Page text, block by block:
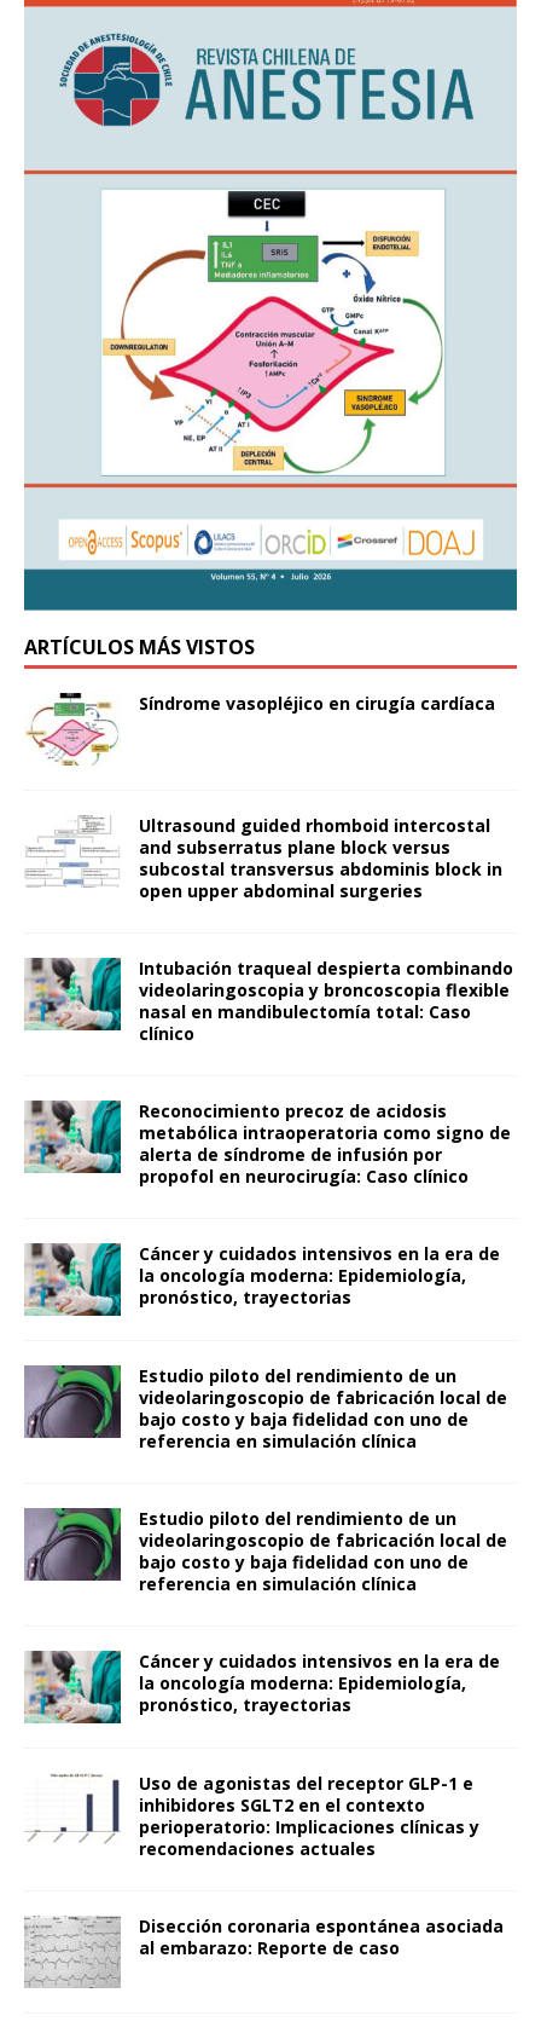
ARTÍCULOS MÁS VISTOS
Síndrome vasopléjico en cirugía cardíaca
Ultrasound guided rhomboid intercostal
and subserratus plane block versus
subcostal transversus abdominis block in
open upper abdominal surgeries
Intubación traqueal despierta combinando
videolaringoscopia y broncoscopia flexible
nasal en mandibulectomía total: Caso
clínico
Reconocimiento precoz de acidosis
metabólica intraoperatoria como signo de
alerta de síndrome de infusión por
propofol en neurocirugía: Caso clínico
Cáncer y cuidados intensivos en la era de
la oncología moderna: Epidemiología,
pronóstico, trayectorias
Estudio piloto del rendimiento de un
videolaringoscopio de fabricación local de
bajo costo y baja fidelidad con uno de
referencia en simulación clínica
Estudio piloto del rendimiento de un
videolaringoscopio de fabricación local de
bajo costo y baja fidelidad con uno de
referencia en simulación clínica
Cáncer y cuidados intensivos en la era de
la oncología moderna: Epidemiología,
pronóstico, trayectorias
Uso de agonistas del receptor GLP-1 e
inhibidores SGLT2 en el contexto
perioperatorio: Implicaciones clínicas y
recomendaciones actuales
Disección coronaria espontánea asociada
al embarazo: Reporte de caso